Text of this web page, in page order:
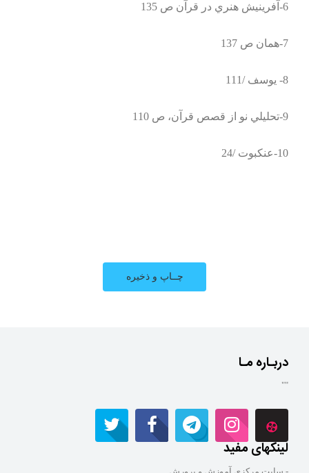
6-آفرينيش هنري در قرآن ص 135
7-همان ص 137
8- يوسف /111
9-تحليلي نو از قصص قرآن، ص 110
10-عنكبوت /24
دربـاره مـا
""
لینکهای مفید